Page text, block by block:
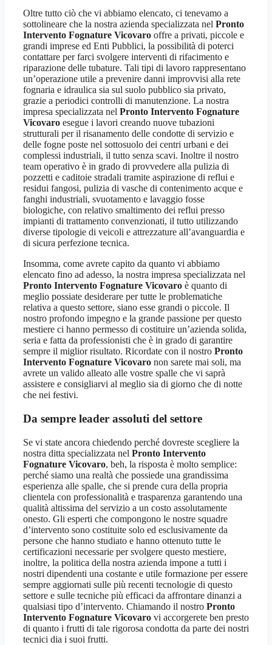
Oltre tutto ciò che vi abbiamo elencato, ci tenevamo a
sottolineare che la nostra azienda specializzata nel Pronto
Intervento Fognature Vicovaro offre a privati, piccole e
grandi imprese ed Enti Pubblici, la possibilità di poterci
contattare per farci svolgere interventi di rifacimento e
riparazione delle tubature. Tali tipi di lavoro rappresentano
un’operazione utile a prevenire danni improvvisi alla rete
fognaria e idraulica sia sul suolo pubblico sia privato,
grazie a periodici controlli di manutenzione. La nostra
impresa specializzata nel Pronto Intervento Fognature
Vicovaro esegue i lavori creando nuove tubazioni
strutturali per il risanamento delle condotte di servizio e
delle fogne poste nel sottosuolo dei centri urbani e dei
complessi industriali, il tutto senza scavi. Inoltre il nostro
team operativo è in grado di provvedere alla pulizia di
pozzetti e caditoie stradali tramite aspirazione di reflui e
residui fangosi, pulizia di vasche di contenimento acque e
fanghi industriali, svuotamento e lavaggio fosse
biologiche, con relativo smaltimento dei reflui presso
impianti di trattamento convenzionati, il tutto utilizzando
diverse tipologie di veicoli e attrezzature all’avanguardia e
di sicura perfezione tecnica.
Insomma, come avrete capito da quanto vi abbiamo
elencato fino ad adesso, la nostra impresa specializzata nel
Pronto Intervento Fognature Vicovaro è quanto di
meglio possiate desiderare per tutte le problematiche
relativa a questo settore, siano esse grandi o piccole. Il
nostro profondo impegno e la grande passione per questo
mestiere ci hanno permesso di costituire un’azienda solida,
seria e fatta da professionisti che è in grado di garantire
sempre il miglior risultato. Ricordate con il nostro Pronto
Intervento Fognature Vicovaro non sarete mai soli, ma
avrete un valido alleato alle vostre spalle che vi saprà
assistere e consigliarvi al meglio sia di giorno che di notte
che nei festivi.
Da sempre leader assoluti del settore
Se vi state ancora chiedendo perché dovreste scegliere la
nostra ditta specializzata nel Pronto Intervento
Fognature Vicovaro, beh, la risposta è molto semplice:
perché siamo una realtà che possiede una grandissima
esperienza alle spalle, che si prende cura della propria
clientela con professionalità e trasparenza garantendo una
qualità altissima del servizio a un costo assolutamente
onesto. Gli esperti che compongono le nostre squadre
d’intervento sono costituite solo ed esclusivamente da
persone che hanno studiato e hanno ottenuto tutte le
certificazioni necessarie per svolgere questo mestiere,
inoltre, la politica della nostra azienda impone a tutti i
nostri dipendenti una costante e utile formazione per essere
sempre aggiornati sulle più recenti tecnologie di questo
settore e sulle tecniche più efficaci da affrontare dinanzi a
qualsiasi tipo d’intervento. Chiamando il nostro Pronto
Intervento Fognature Vicovaro vi accorgerete ben presto
di quanto i frutti di tale rigorosa condotta da parte dei nostri
tecnici dia i suoi frutti.